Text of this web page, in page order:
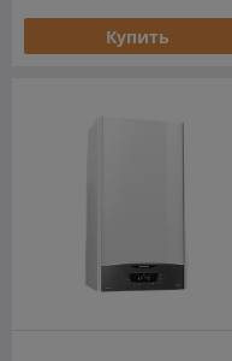
Купить